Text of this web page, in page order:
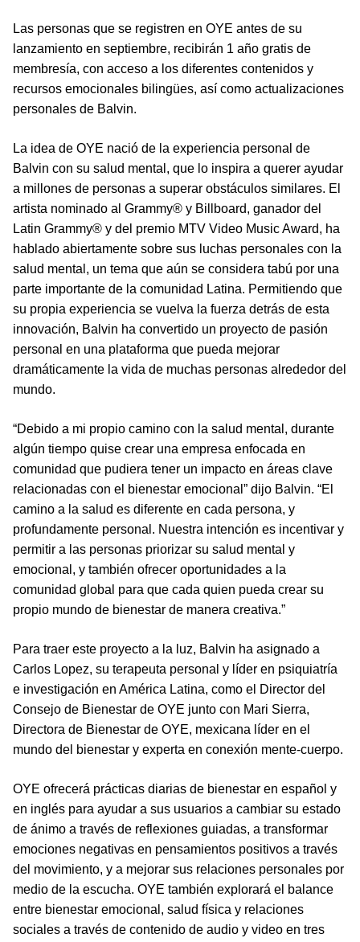
Las personas que se registren en OYE antes de su
lanzamiento en septiembre, recibirán 1 año gratis de
membresía, con acceso a los diferentes contenidos y
recursos emocionales bilingües, así como actualizaciones
personales de Balvin.
La idea de OYE nació de la experiencia personal de
Balvin con su salud mental, que lo inspira a querer ayudar
a millones de personas a superar obstáculos similares. El
artista nominado al Grammy® y Billboard, ganador del
Latin Grammy® y del premio MTV Video Music Award, ha
hablado abiertamente sobre sus luchas personales con la
salud mental, un tema que aún se considera tabú por una
parte importante de la comunidad Latina. Permitiendo que
su propia experiencia se vuelva la fuerza detrás de esta
innovación, Balvin ha convertido un proyecto de pasión
personal en una plataforma que pueda mejorar
dramáticamente la vida de muchas personas alrededor del
mundo.
“Debido a mi propio camino con la salud mental, durante
algún tiempo quise crear una empresa enfocada en
comunidad que pudiera tener un impacto en áreas clave
relacionadas con el bienestar emocional” dijo Balvin. “El
camino a la salud es diferente en cada persona, y
profundamente personal. Nuestra intención es incentivar y
permitir a las personas priorizar su salud mental y
emocional, y también ofrecer oportunidades a la
comunidad global para que cada quien pueda crear su
propio mundo de bienestar de manera creativa.”
Para traer este proyecto a la luz, Balvin ha asignado a
Carlos Lopez, su terapeuta personal y líder en psiquiatría
e investigación en América Latina, como el Director del
Consejo de Bienestar de OYE junto con Mari Sierra,
Directora de Bienestar de OYE, mexicana líder en el
mundo del bienestar y experta en conexión mente-cuerpo.
OYE ofrecerá prácticas diarias de bienestar en español y
en inglés para ayudar a sus usuarios a cambiar su estado
de ánimo a través de reflexiones guiadas, a transformar
emociones negativas en pensamientos positivos a través
del movimiento, y a mejorar sus relaciones personales por
medio de la escucha. OYE también explorará el balance
entre bienestar emocional, salud física y relaciones
sociales a través de contenido de audio y video en tres